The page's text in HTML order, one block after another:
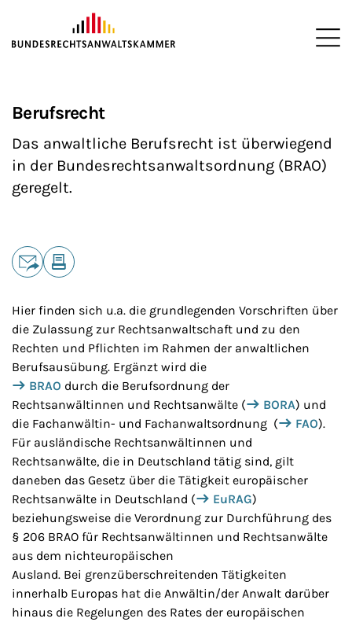
ZUM HAUPTINHALT SPRINGEN
Berufsrecht
Das anwaltliche Berufsrecht ist überwiegend
in der Bundesrechtsanwaltsordnung (BRAO)
geregelt.
Teilen
Hier finden sich u.a. die grundlegenden Vorschriften über
die Zulassung zur Rechtsanwaltschaft und zu den
Rechten und Pflichten im Rahmen der anwaltlichen
Berufsausübung. Ergänzt wird die
BRAO durch die Berufsordnung der
Rechtsanwältinnen und Rechtsanwälte (
BORA) und
die Fachanwältin- und Fachanwaltsordnung (
FAO).
Für ausländische Rechtsanwältinnen und
Rechtsanwälte, die in Deutschland tätig sind, gilt
daneben das Gesetz über die Tätigkeit europäischer
Rechtsanwälte in Deutschland (
EuRAG)
beziehungsweise die Verordnung zur Durchführung des
§ 206 BRAO für Rechtsanwältinnen und Rechtsanwälte
aus dem nichteuropäischen
Ausland. Bei grenzüberschreitenden Tätigkeiten
innerhalb Europas hat die Anwältin/der Anwalt darüber
hinaus die Regelungen des Rates der europäischen